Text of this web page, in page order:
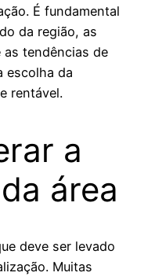
É fundamental
da região, as
tendências de
escolha da
rentável.
a
área
deve ser levado
Muitas